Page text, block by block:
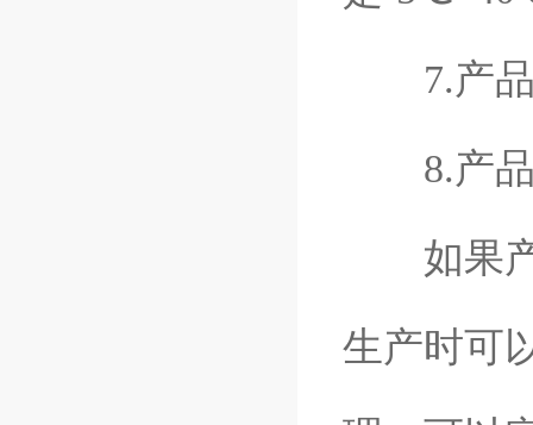
7.产品
8.产品
如果产
生产时可